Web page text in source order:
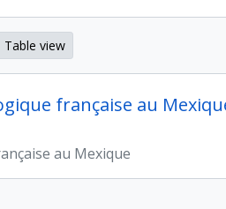
Table view
française au
au Mexique